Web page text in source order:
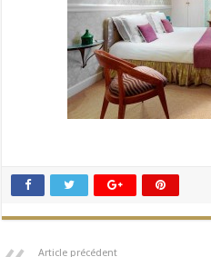
Article précédent